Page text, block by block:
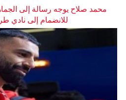
محمد صلاح يوجه رسالة إلى
للانضمام إلى نادي